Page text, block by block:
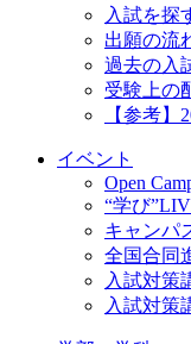
入試を探
出願の流
過去の入
受験上の
【参考
イベント
Open
“学び
キャンパ
全国合同
入試対策
入試対策